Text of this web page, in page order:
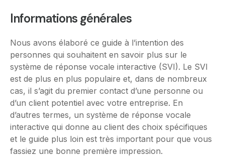
Informations générales
Nous avons élaboré ce guide à l’intention des
personnes qui souhaitent en savoir plus sur le
système de réponse vocale interactive (SVI). Le SVI
est de plus en plus populaire et, dans de nombreux
cas, il s’agit du premier contact d’une personne ou
d’un client potentiel avec votre entreprise. En
d’autres termes, un système de réponse vocale
interactive qui donne au client des choix spécifiques
et le guide plus loin est très important pour que vous
fassiez une bonne première impression.